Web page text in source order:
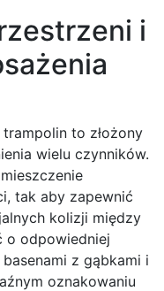
i
to złożony
wielu czynników.
tak aby zapewnić
kolizji między
o odpowiedniej
z gąbkami i
oznakowaniu